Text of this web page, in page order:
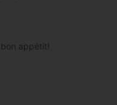
appétit!